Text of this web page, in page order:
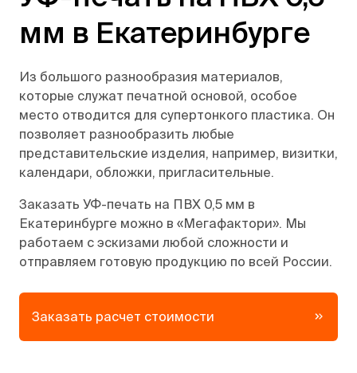
мм в Екатеринбурге
Из большого разнообразия материалов,
которые служат печатной основой, особое
место отводится для супертонкого пластика. Он
позволяет разнообразить любые
представительские изделия, например, визитки,
календари, обложки, пригласительные.
Заказать УФ-печать на ПВХ 0,5 мм в
Екатеринбурге можно в «Мегафактори». Мы
работаем с эскизами любой сложности и
отправляем готовую продукцию по всей России.
Заказать расчет стоимости